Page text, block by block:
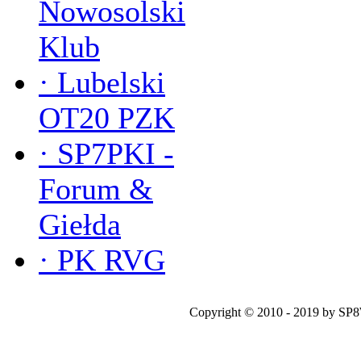
Nowosolski
Klub
· Lubelski
OT20 PZK
· SP7PKI -
Forum &
Giełda
· PK RVG
Copyright © 2010 - 2019 by